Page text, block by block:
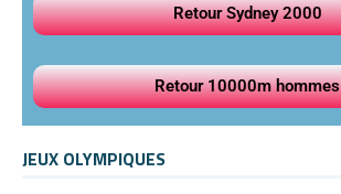
Retour Sydney 2000
Retour 10000m hommes
JEUX OLYMPIQUES